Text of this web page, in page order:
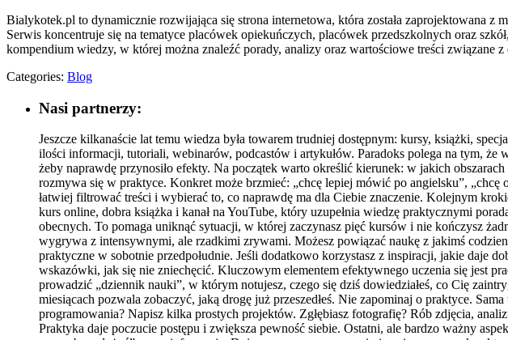
Bialykotek.pl to dynamicznie rozwijająca się strona internetowa, która została zaprojektowana
Serwis koncentruje się na tematyce placówek opiekuńczych, placówek przedszkolnych oraz
kompendium wiedzy, w której można znaleźć porady, analizy oraz wartościowe treści
Categories: Blog
Nasi partnerzy:
Jeszcze kilkanaście lat temu wiedza była towarem trudniej dostępnym: kursy, książki,
ilości informacji, tutoriali, webinarów, podcastów i artykułów. Paradoks polega na tym,
żeby naprawdę przynosiło efekty. Na początek warto określić kierunek: w jakich
rozmywa się w praktyce. Konkret może brzmieć: „chcę lepiej mówić po angielsku”,
łatwiej filtrować treści i wybierać to, co naprawdę ma dla Ciebie znaczenie. Kolejnym
kurs online, dobra książka i kanał na YouTube, który uzupełnia wiedzę praktycznymi
obecnych. To pomaga uniknąć sytuacji, w której zaczynasz pięć kursów i nie kończysz
wygrywa z intensywnymi, ale rzadkimi zrywami. Możesz powiązać naukę z jakimś
praktyczne w sobotnie przedpołudnie. Jeśli dodatkowo korzystasz z inspiracji, jakie daje
wskazówki, jak się nie zniechęcić. Kluczowym elementem efektywnego uczenia się jest
prowadzić „dziennik nauki”, w którym notujesz, czego się dziś dowiedziałeś, co Cię
miesiącach pozwala zobaczyć, jaką drogę już przeszedłeś. Nie zapominaj o praktyce.
programowania? Napisz kilka prostych projektów. Zgłębiasz fotografię? Rób zdjęcia,
Praktyka daje poczucie postępu i zwiększa pewność siebie. Ostatni, ale bardzo ważny